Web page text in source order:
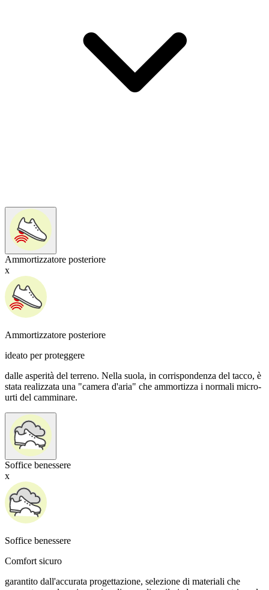
Ammortizzatore posteriore
x
Ammortizzatore posteriore
ideato per proteggere
dalle asperità del terreno. Nella suola, in corrispondenza del tacco, è
stata realizzata una "camera d'aria" che ammortizza i normali micro-
urti del camminare.
Soffice benessere
x
Soffice benessere
Comfort sicuro
garantito dall'accurata progettazione, selezione di materiali che